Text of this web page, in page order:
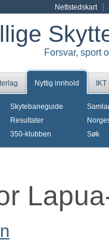
Nettstedskart
Forsvar, sport
Nyttig innhold
Skytebaneguide
Resultater
350-klubben
Søk